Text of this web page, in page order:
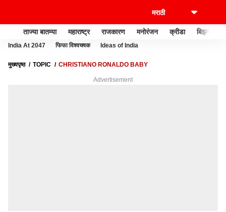
ताज्या बातम्या महाराष्ट्र राजकारण मनोरंजन क्रीडा बिझनेस
India At 2047 फिफा विश्वचषक Ideas of India
मुख्यपृष्ठ TOPIC CHRISTIANO RONALDO BABY
Advertisement